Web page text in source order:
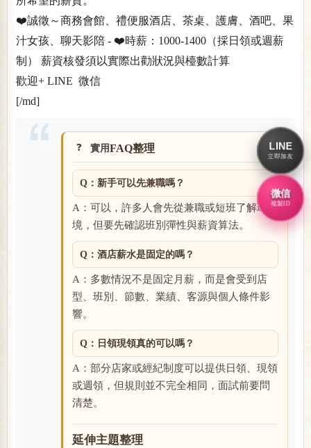
❤️誠徵～商務會館、禮便服酒店、茶桌、護膚、酒吧、果
汁女孩、聊天影陪 - ❤️時薪：1000-1400（採日領或週薪
制） 薪資核發須以實際出勸狀況與檯數計算
歡迎+ LINE 微信
[/md]
實用FAQ整理
Q：新手可以先兼職嗎？
A：可以，許多人會先從兼職或短班了解環
境，但要先確認班別彈性與薪資算法。
Q：酒店薪水是固定的嗎？
A：多數情況不是固定月薪，而是會受到店
型、班別、節數、業績、客源與個人條件影
響。
Q：日領現領真的可以嗎？
A：部分店家或經紀制度可以提供日領、現領
或週領，但規則並不完全相同，面試前要問
清楚。
延伸主題整理
LINE
立即加友
微信
複製ID